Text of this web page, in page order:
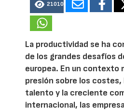
21010
La productividad se ha
de los grandes desafíos
europea. En un contexto
presión sobre los costes,
talento y la creciente
internacional, las